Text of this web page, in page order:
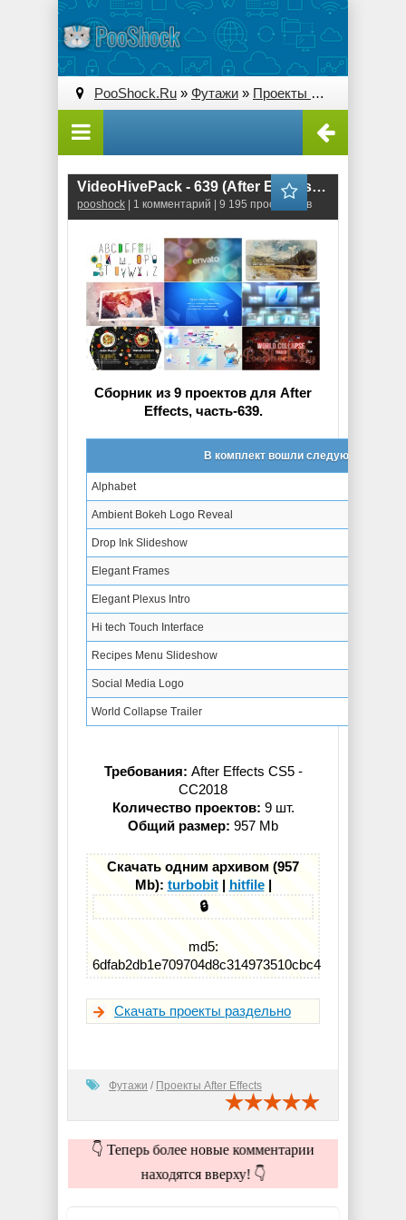
PooShock.Ru » Футажи » Проекты After Effects
VideoHivePack - 639 (After Effects Projects Pack)
pooshock | 1 комментарий | 9 195 просмотров
Сборник из 9 проектов для After
Effects, часть-639.
В комплект вошли следующие
Alphabet
Ambient Bokeh Logo Reveal
Drop Ink Slideshow
Elegant Frames
Elegant Plexus Intro
Hi tech Touch Interface
Recipes Menu Slideshow
Social Media Logo
World Collapse Trailer
Требования: After Effects CS5 -
СС2018
Количество проектов: 9 шт.
Общий размер: 957 Mb
Скачать одним архивом (957
Mb): turbobit| hitfile|
🔒
md5:
6dfab2db1e709704d8c314973510cbc4
Скачать проекты раздельно
Футажи / Проекты After Effects
👇 Теперь более новые комментарии
находятся вверху! 👇